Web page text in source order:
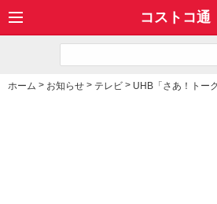
コストコ通
ホーム > お知らせ > テレビ >